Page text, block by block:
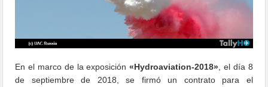
En el marco de la exposición«Hydroaviation-2018» , el día 8
de septiembre de 2018, se firmó un contrato para el